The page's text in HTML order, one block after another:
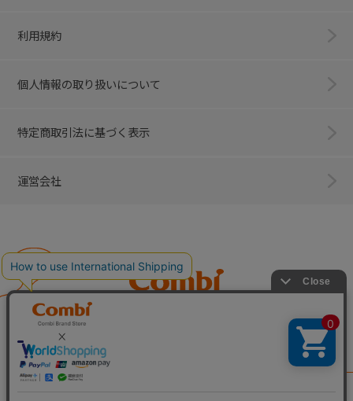
利用規約
個人情報の取り扱いについて
特定商取引法に基づく表示
運営会社